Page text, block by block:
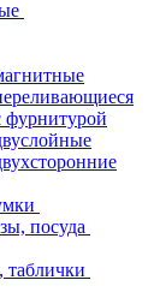
фурнитурой
посуда